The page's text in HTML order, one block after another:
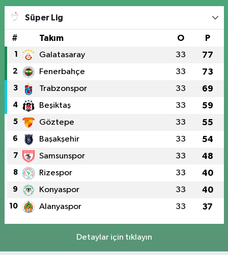
Süper Lig
# Takım O P
1 Galatasaray 33 77
2 Fenerbahçe 33 73
3 Trabzonspor 33 69
4 Beşiktaş 33 59
5 Göztepe 33 55
6 Başakşehir 33 54
7 Samsunspor 33 48
8 Rizespor 33 40
9 Konyaspor 33 40
10 Alanyaspor 33 37
Detaylar için tıklayın